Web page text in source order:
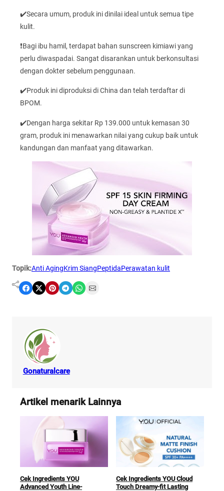
✔️Secara umum, produk ini dinilai ideal untuk semua tipe
kulit.
❗Bagi ibu hamil, terdapat bahan sunscreen kimiawi yang
perlu diwaspadai. Sangat disarankan untuk berkonsultasi
dengan dokter sebelum penggunaan.
✔️Produk ini diproduksi di China dan telah terdaftar di
BPOM.
✔️Dengan harga sekitar Rp 139.000 untuk kemasan 30
gram, produk ini menawarkan nilai yang cukup baik untuk
kandungan dan manfaat yang ditawarkan.
Topik:Anti AgingKrim SiangPeptidaPerawatan kulit
Share on Facebook Share on X Share on Pinterest Share on Telegram Share on WhatsApp Share on Email
Gonaturalcare
Artikel menarik Lainnya
Cek Ingredients YOU
Advanced Youth Line-
Cek Ingredients YOU Cloud
Touch Dreamy-fit Lasting